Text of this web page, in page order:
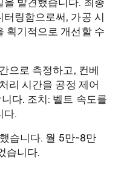
발견했습니다. 최종
링함으로써, 가공 시
획기적으로 개선할 수
으로 측정하고, 컨베
리 시간을 공정 제어
다. 조치: 벨트 속도를
다.
습니다. 월 5만~8만
습니다.